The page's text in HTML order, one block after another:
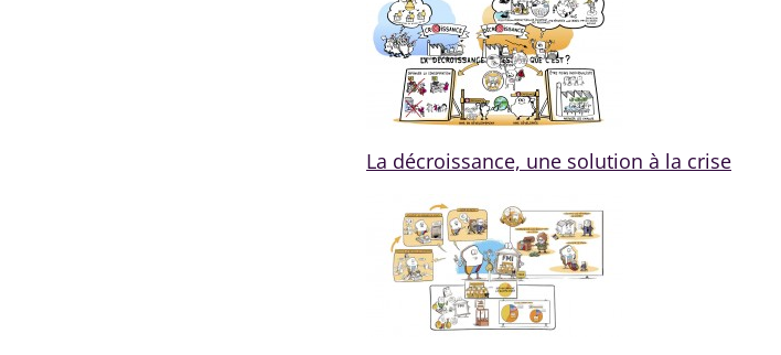
La décroissance, une solution à la crise